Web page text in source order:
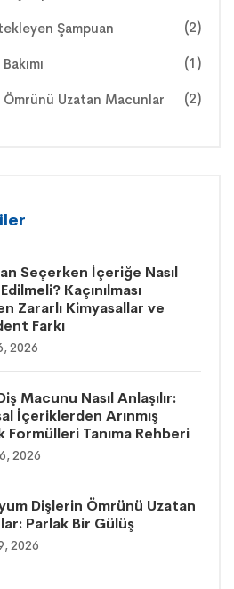
Şampuan (2)
(1)
Uzatan Macunlar (2)
Seçerken İçeriğe Nasıl
Kaçınılması
Zararlı Kimyasallar ve
Farkı
2026
Macunu Nasıl Anlaşılır:
İçeriklerden Arınmış
Formülleri Tanıma Rehberi
2026
Dişlerin Ömrünü Uzatan
Parlak Bir Gülüş
2026